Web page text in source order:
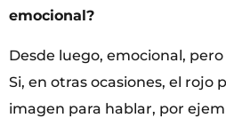
emocional?
Desde luego, emocional,
Si, en otras ocasiones, el rojo
imagen para hablar, por